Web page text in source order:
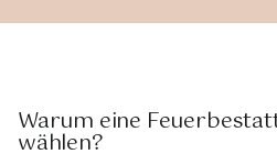
Warum eine
wählen?